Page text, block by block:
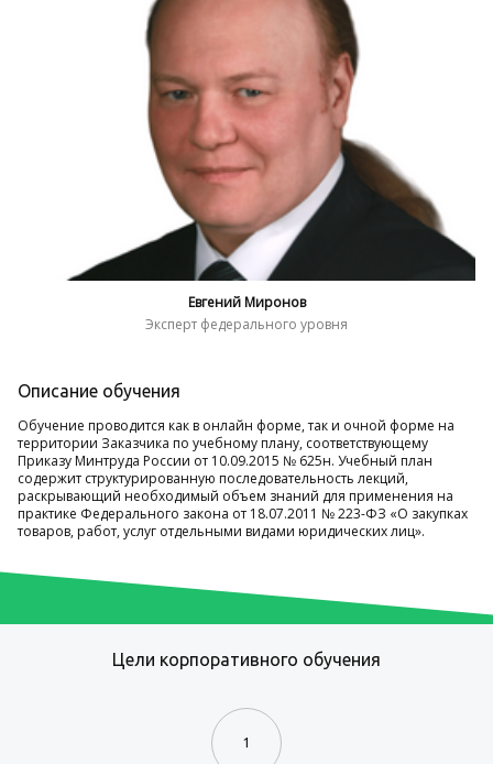
Евгений Миронов
Эксперт федерального уровня
Описание обучения
Обучение проводится как в онлайн форме, так и очной форме на
территории Заказчика по учебному плану, соответствующему
Приказу Минтруда России от 10.09.2015 № 625н. Учебный план
содержит структурированную последовательность лекций,
раскрывающий необходимый объем знаний для применения на
практике Федерального закона от 18.07.2011 № 223-ФЗ «О закупках
товаров, работ, услуг отдельными видами юридических лиц».
Цели корпоративного обучения
1